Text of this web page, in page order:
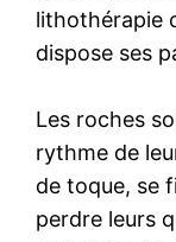
lithothérapie
dispose ses
Les roches
rythme de
de toque, se
perdre leurs